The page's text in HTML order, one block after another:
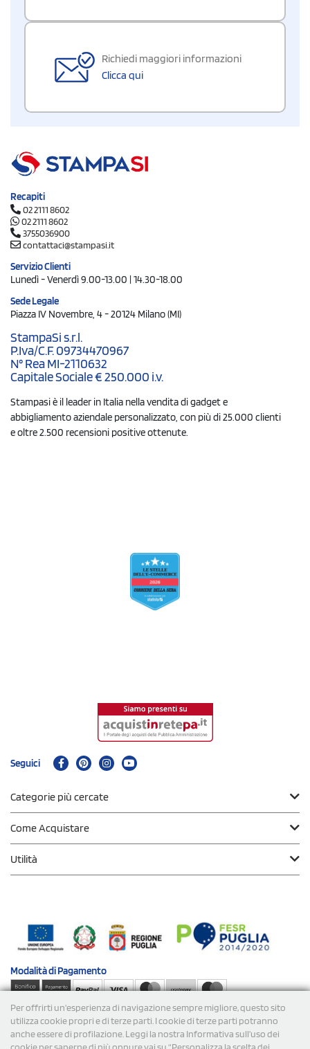
Per offrirti un'esperienza di navigazione sempre migliore, questo sito
utilizza cookie propri e di terze parti. I cookie di terze parti potranno
anche essere di profilazione. Leggi la nostra Informativa sull’uso dei
Richiedi maggiori informazioni
Clicca qui
Recapiti
02 2111 8602
02 2111 8602
3755036900
contattaci@stampasi.it
Servizio Clienti
Lunedì - Venerdì 9.00-13.00 | 14.30-18.00
Sede Legale
Piazza IV Novembre, 4 - 20124 Milano (MI)
StampaSi s.r.l.
P.Iva/C.F. 09734470967
N° Rea MI-2110632
Capitale Sociale € 250.000 i.v.
Stampasi è il leader in Italia nella vendita di gadget e
abbigliamento aziendale personalizzato, con più di 25.000 clienti
e oltre 2.500 recensioni positive ottenute.
Seguici
Categorie più cercate
Come Acquistare
Utilità
Modalità diPagamento
Spedizioni